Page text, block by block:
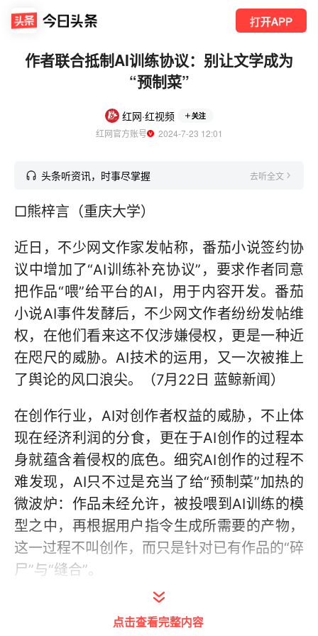
打开APP
作者联合抵制AI训练协议：别让文学成为
“预制菜”
红网·红视频 关注
红网官方账号
  2024-7-23 12:01
头条听资讯，时事尽掌握 去听全文
□熊梓言（重庆大学）
近日，不少网文作家发帖称，番茄小说签约协
议中增加了“AI训练补充协议”，要求作者同意
把作品“喂”给平台的AI，用于内容开发。番茄
小说AI事件发酵后，不少网文作者纷纷发帖维
权，在他们看来这不仅涉嫌侵权，更是一种近
在咫尺的威胁。AI技术的运用，又一次被推上
了舆论的风口浪尖。（7月22日 蓝鲸新闻）
在创作行业，AI对创作者权益的威胁，不止体
现在经济利润的分食，更在于AI创作的过程本
身就蕴含着侵权的底色。细究AI创作的过程不
难发现，AI只不过是充当了给“预制菜”加热的
微波炉：作品未经允许，被投喂到AI训练的模
型之中，再根据用户指令生成所需要的产物，
这一过程不叫创作，而只是针对已有作品的“碎
尸”与“缝合”。
对比真人创作与AI创作，其中的区别不言而
喻。对有血有肉的人而言，行文框架是可被选
点击查看完整内容